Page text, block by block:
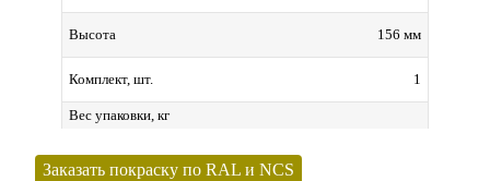
Высота 156 мм
Комплект, шт. 1
Вес упаковки, кг
Заказать покраску по RAL и NCS